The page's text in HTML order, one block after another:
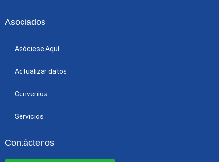
Asociados
Asóciese Aquí
Actualizar datos
Convenios
Servicios
Contáctenos